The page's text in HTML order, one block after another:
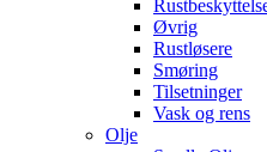
Øvrig
Rustløsere
Smøring
Tilsetninger
Vask og rens
Olje